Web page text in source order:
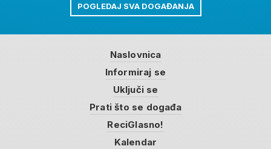
POGLEDAJ SVA DOGAĐANJA
Naslovnica
Informiraj se
Uključi se
Prati što se događa
ReciGlasno!
Kalendar